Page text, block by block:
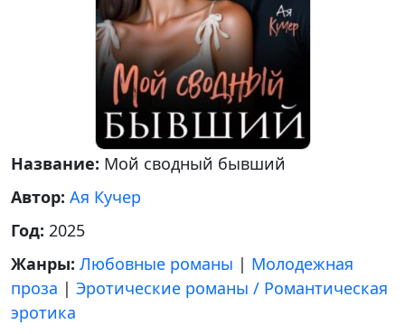
Название: Мой сводный бывший
Автор: Ая Кучер
Год: 2025
Жанры: Любовные романы | Молодежная
проза | Эротические романы / Романтическая
эротика